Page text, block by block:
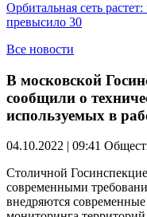
Орбитальная сеть
превысило 30
Все новости
В московской
сообщили о
используемых в
04.10.2022 | 09:41
Столичной
современными
внедряются